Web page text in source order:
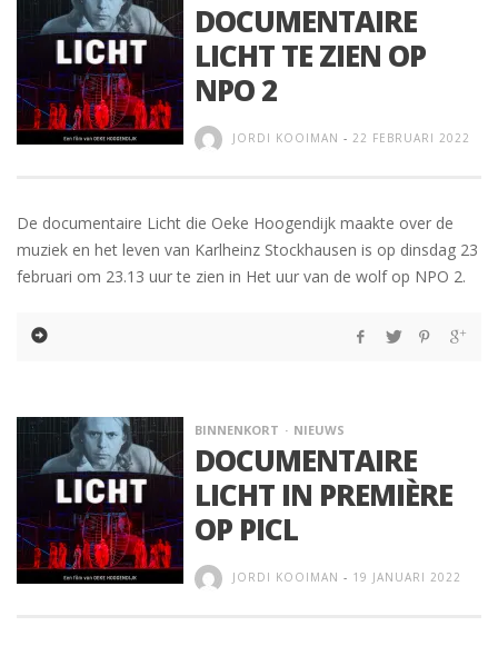
DOCUMENTAIRE
LICHT TE ZIEN OP
NPO 2
JORDI KOOIMAN - 22 FEBRUARI 2022
De documentaire Licht die Oeke Hoogendijk maakte over de
muziek en het leven van Karlheinz Stockhausen is op dinsdag 23
februari om 23.13 uur te zien in Het uur van de wolf op NPO 2.
BINNENKORT NIEUWS
DOCUMENTAIRE
LICHT IN PREMIÈRE
OP PICL
JORDI KOOIMAN - 19 JANUARI 2022